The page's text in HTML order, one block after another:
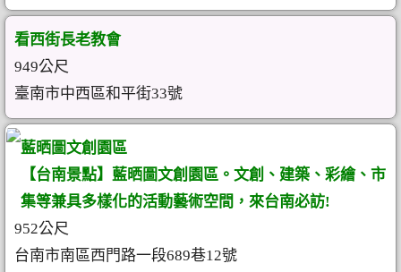
看西街長老教會
949公尺
臺南市中西區和平街33號
藍晒圖文創園區
【台南景點】藍晒圖文創園區。文創、建築、彩繪、市
集等兼具多樣化的活動藝術空間，來台南必訪!
952公尺
台南市南區西門路一段689巷12號